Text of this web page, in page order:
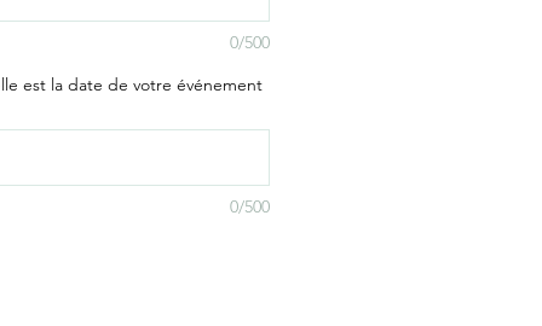
0/500
est la date de votre événement
0/500